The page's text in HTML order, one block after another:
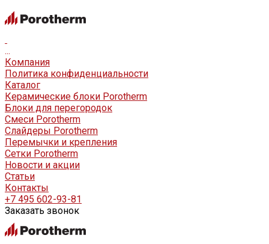
...
Компания
Политика конфиденциальности
Каталог
Керамические блоки Porotherm
Блоки для перегородок
Смеси Porotherm
Слайдеры Porotherm
Перемычки и крепления
Сетки Porotherm
Новости и акции
Статьи
Контакты
+7 495 602-93-81
Заказать звонок